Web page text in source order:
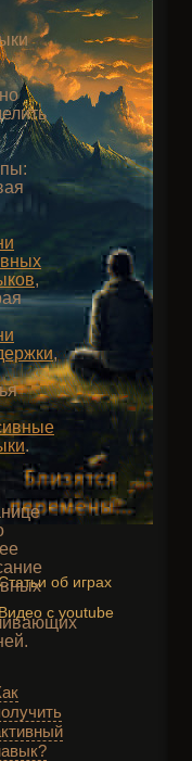
об играх
Видео с youtube
,
,
.